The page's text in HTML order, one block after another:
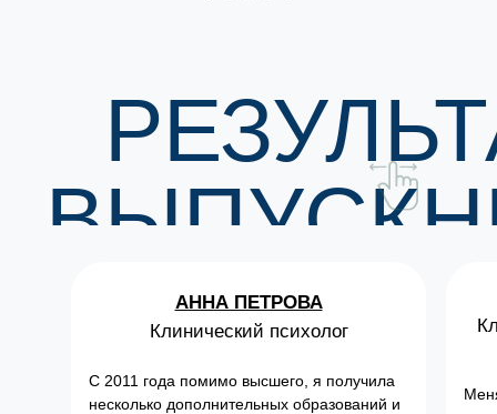
АННА ПЕТРОВА
Клинический психолог
С 2011 года помимо высшего, я получила
несколько дополнительных образований и